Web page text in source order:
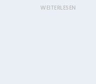
WEITERLESEN